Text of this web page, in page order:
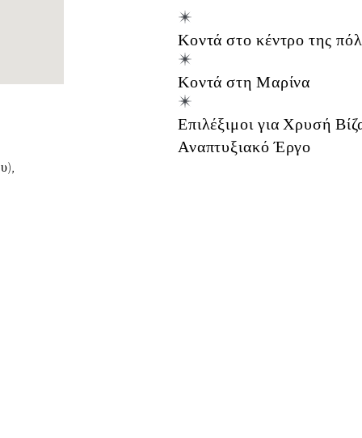
Κοντά στο κέντρο της
Κοντά στη Μαρίνα
Επιλέξιμοι για Χρυσή
Αναπτυξιακό Έργο